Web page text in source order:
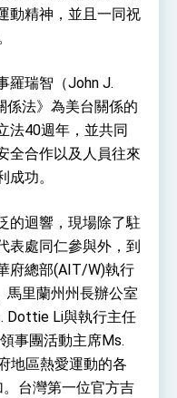
合作，整合台灣雄厚數
標
次「參與亞太經濟合作
府外交表現，高度支持
關係深化
之光」為題發表2026新
國安行動方案」記者
和平 以決心掌握國家
盼面對未來挑戰 堅持
行
納州設立「駐鳳凰城辦
交流合作
動精神，並且一同祝
羅瑞智（John J.
係法》為美台關係的
法40週年，並共同
全合作以及人員往來
功。
的迴響，現場除了駐
表處同仁參與外，到
府總部(AIT/W)執行
馬里蘭州州長辦公室
Dottie Li與執行主任
事團活動主席Ms.
地區熱愛運動的各
台灣第一位官方吉